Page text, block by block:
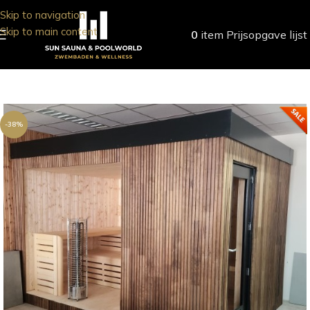
Skip to navigation
Skip to main content
0 item Prijsopgave lijst
-38%